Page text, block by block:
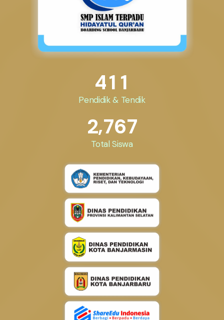
41 1
Pendidik & Tendik
2,767
Total Siswa